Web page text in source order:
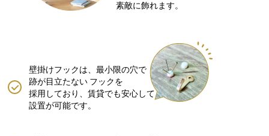
素敵に飾れます。
壁掛けフックは、最小限の穴で
跡が目立たない フックを
採用しており、賃貸でも安心して
設置が可能です。